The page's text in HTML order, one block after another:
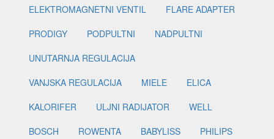
ELEKTROMAGNETNI VENTIL
FLARE ADAPTER
PRODIGY
PODPULTNI
NADPULTNI
UNUTARNJA REGULACIJA
VANJSKA REGULACIJA
MIELE
ELICA
KALORIFER
ULJNI RADIJATOR
WELL
BOSCH
ROWENTA BABYLISS
PHILIPS